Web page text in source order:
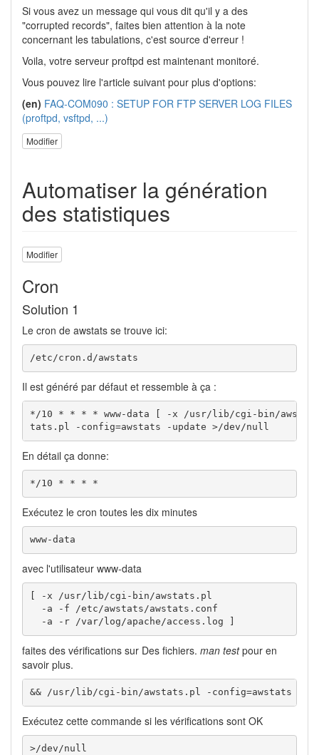
Si vous avez un message qui vous dit qu'il y a des
"corrupted records", faites bien attention à la note
concernant les tabulations, c'est source d'erreur !
Voila, votre serveur proftpd est maintenant monitoré.
Vous pouvez lire l'article suivant pour plus d'options:
(en) FAQ-COM090 : SETUP FOR FTP SERVER LOG FILES
(proftpd, vsftpd, ...)
Modifier
Automatiser la génération
des statistiques
Modifier
Cron
Solution 1
Le cron de awstats se trouve ici:
/etc/cron.d/awstats
Il est généré par défaut et ressemble à ça :
*/10 * * * * www-data [ -x /usr/lib/cgi-bin/
tats.pl -config=awstats -update >/dev/null
En détail ça donne:
*/10 * * * *
Exécutez le cron toutes les dix minutes
www-data
avec l'utilisateur www-data
[ -x /usr/lib/cgi-bin/awstats.pl
  -a -f /etc/awstats/awstats.conf
  -a -r /var/log/apache/access.log ]
faites des vérifications sur Des fichiers. man testpour en
savoir plus.
&& /usr/lib/cgi-bin/awstats.pl -config=awstats -
Exécutez cette commande si les vérifications sont OK
>/dev/null